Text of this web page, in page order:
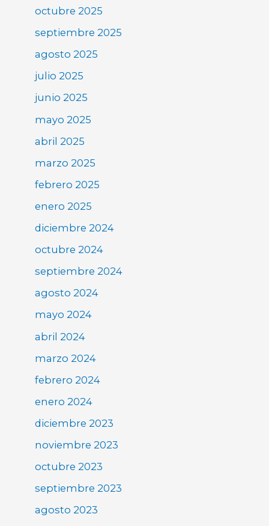
octubre 2025
septiembre 2025
agosto 2025
julio 2025
junio 2025
mayo 2025
abril 2025
marzo 2025
febrero 2025
enero 2025
diciembre 2024
octubre 2024
septiembre 2024
agosto 2024
mayo 2024
abril 2024
marzo 2024
febrero 2024
enero 2024
diciembre 2023
noviembre 2023
octubre 2023
septiembre 2023
agosto 2023